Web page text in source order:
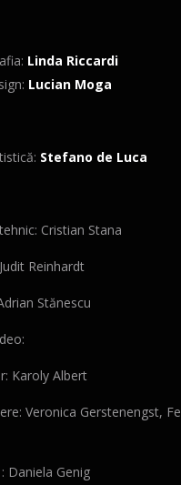
Linda Riccardi
Lucian Moga
Stefano de Luca
Cristian Stana
Reinhardt
Stănescu
Karoly Albert
Veronica Gerstenengst,
Daniela Genig